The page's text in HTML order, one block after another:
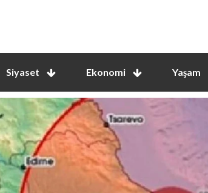
Siyaset Ekonomi Yaşam